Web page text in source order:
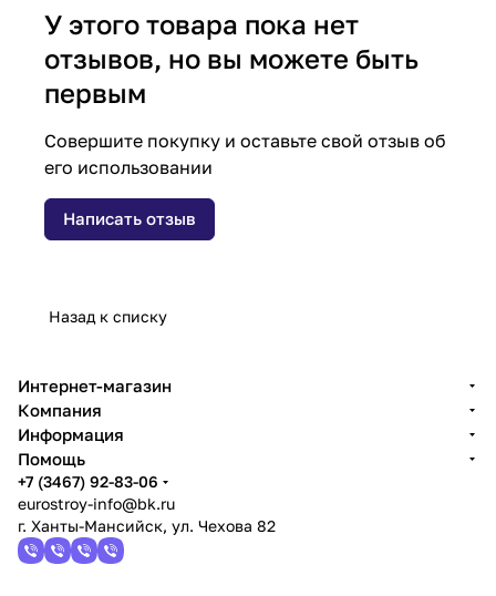
У этого товара пока нет
отзывов, но вы можете быть
первым
Совершите покупку и оставьте свой отзыв об
его использовании
Написать отзыв
Назад к списку
Интернет-магазин
Компания
Информация
Помощь
+7 (3467) 92-83-06
eurostroy-info@bk.ru
г. Ханты-Мансийск, ул. Чехова 82